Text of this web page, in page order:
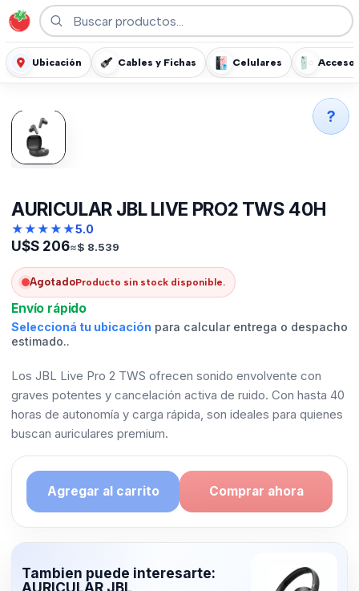
Ubicación Cables y Fichas Celulares
AURICULAR JBL LIVE PRO2 TWS 40H
★★★★★5.0
U$S 206≈$ 8.539
AgotadoProducto sin stock disponible.
Envío rápido
Seleccioná tu ubicación para calcular entrega o despacho
estimado..
Los JBL Live Pro 2 TWS ofrecen sonido envolvente con
graves potentes y cancelación activa de ruido. Con hasta 40
horas de autonomía y carga rápida, son ideales para quienes
buscan auriculares premium.
Agregar al carrito Comprar ahora
Tambien puede interesarte:
AURICULAR JBL
?